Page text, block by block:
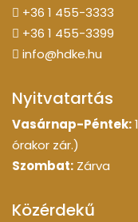
+36 1 455-3333
+36 1 455-3399
info@hdke.hu
Nyitvatartás
Vasárnap-Péntek:
órakor zár.)
Szombat: Zárva
Közérdekű